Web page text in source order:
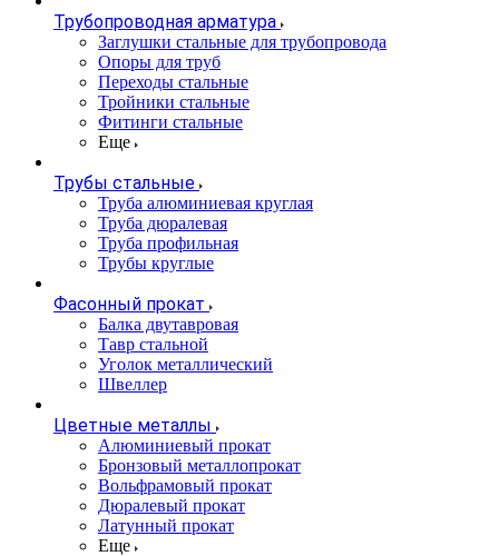
Трубопроводная арматура
Заглушки стальные для трубопровода
Опоры для труб
Переходы стальные
Тройники стальные
Фитинги стальные
Еще
Трубы стальные
Труба алюминиевая круглая
Труба дюралевая
Труба профильная
Трубы круглые
Фасонный прокат
Балка двутавровая
Тавр стальной
Уголок металлический
Швеллер
Цветные металлы
Алюминиевый прокат
Бронзовый металлопрокат
Вольфрамовый прокат
Дюралевый прокат
Латунный прокат
Еще